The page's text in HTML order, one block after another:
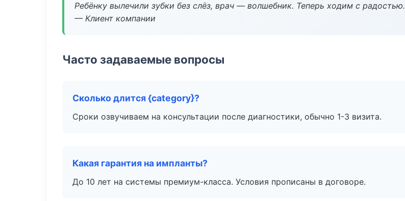
Ребёнку вылечили зубки без слёз, врач — волшебник. Теперь ходим с радостью.
— Клиент компании
Часто задаваемые вопросы
Сколько длится {category}?
Сроки озвучиваем на консультации после диагностики, обычно 1-3 визита.
Какая гарантия на импланты?
До 10 лет на системы премиум-класса. Условия прописаны в договоре.